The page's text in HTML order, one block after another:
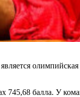
745,68 балла. У